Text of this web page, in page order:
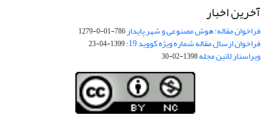
آخرین اخبار
فراخوان مقاله: هوش مصنوعی و شهر پایدار786-01-0-1279
فراخوان ارسال مقاله شماره ویژه کووید 19: 1399-04-23
ویراستار لاتین مجله1398-02-30